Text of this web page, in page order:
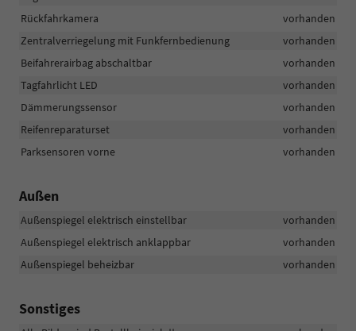
Rückfahrkamera
vorhanden
Zentralverriegelung mit Funkfernbedienung
vorhanden
Beifahrerairbag abschaltbar
vorhanden
Tagfahrlicht LED
vorhanden
Dämmerungssensor
vorhanden
Reifenreparaturset
vorhanden
Parksensoren vorne
vorhanden
Außen
Außenspiegel elektrisch einstellbar
vorhanden
Außenspiegel elektrisch anklappbar
vorhanden
Außenspiegel beheizbar
vorhanden
Sonstiges